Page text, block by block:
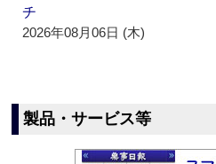
チ
2026年08月06日 (木)
製品・サービス等